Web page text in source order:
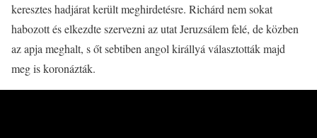
keresztes hadjárat került meghirdetésre. Richárd nem sokat
habozott és elkezdte szervezni az utat Jeruzsálem felé, de közben
az apja meghalt, s őt sebtiben angol királlyá választották majd
meg is koronázták.